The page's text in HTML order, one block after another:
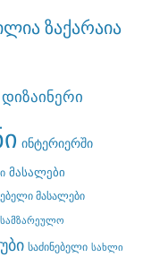
ზაქარაია
ინტერიერში
მასალები
მასალები
სამზარეულო
საძინებელი სახლი